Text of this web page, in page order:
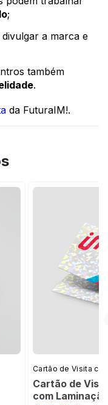
;
a marca e
também
.
da FuturaIM!.
Cartão de Visita
Cartão de
com